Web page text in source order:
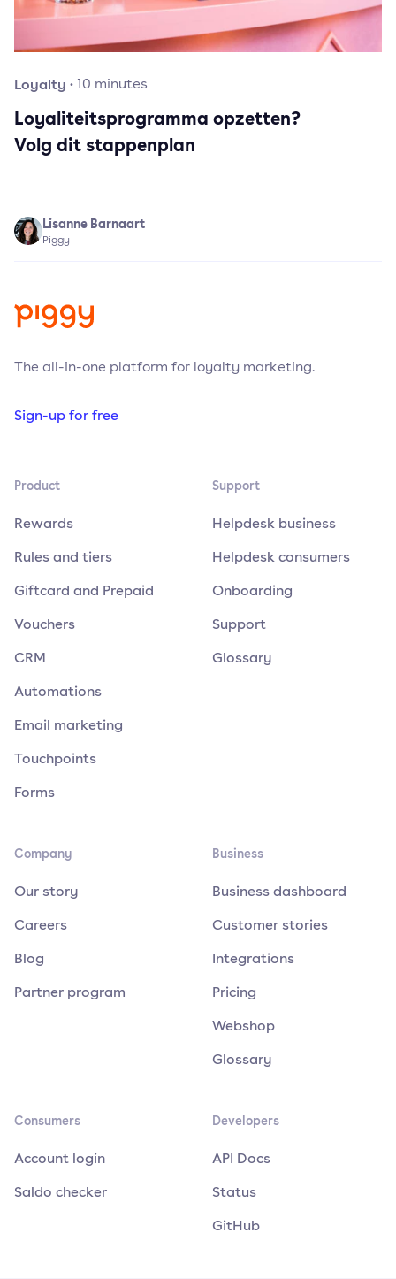
Loyalty · 10 minutes
Loyaliteitsprogramma opzetten?
Volg dit stappenplan
Lisanne Barnaart
Piggy
The all-in-one platform for loyalty marketing.
Sign-up for free
Product
Rewards
Rules and tiers
Giftcard and Prepaid
Vouchers
CRM
Automations
Email marketing
Touchpoints
Forms
Support
Helpdesk business
Helpdesk consumers
Onboarding
Support
Glossary
Company
Our story
Careers
Blog
Partner program
Business
Business dashboard
Customer stories
Integrations
Pricing
Webshop
Glossary
Consumers
Account login
Saldo checker
Developers
API Docs
Status
GitHub